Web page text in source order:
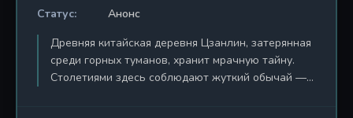
Статус:
Анонс
Древняя китайская деревня Цзанлин, затерянная
среди горных туманов, хранит мрачную тайну.
Столетиями здесь соблюдают жуткий обычай —